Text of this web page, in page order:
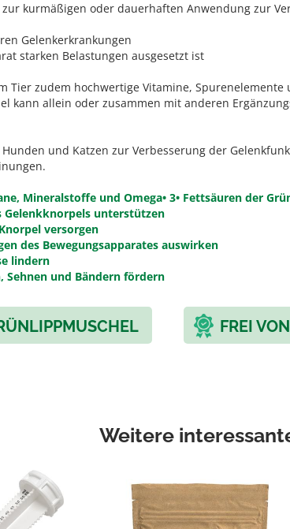
kurmäßigen oder dauerhaften Anwendung zur
Gelenkerkrankungen
starken Belastungen ausgesetzt ist
Tier zudem hochwertige Vitamine, Spurenelemente
kann allein oder zusammen mit anderen
und Katzen zur Verbesserung der
Mineralstoffe und Omega• 3• Fettsäuren der
Gelenkknorpels unterstützen
versorgen
des Bewegungsapparates auswirken
lindern
Sehnen und Bändern fördern
FREI
Weitere